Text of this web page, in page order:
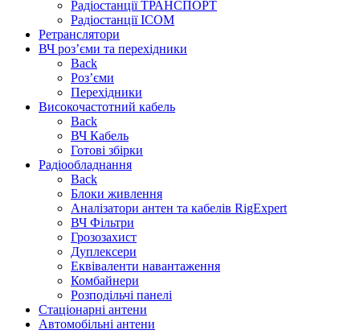
Радіостанції ТРАНСПОРТ
Радіостанції ICOM
Ретранслятори
ВЧ роз’єми та перехідники
Back
Роз’єми
Перехідники
Високочастотний кабель
Back
ВЧ Кабель
Готові збірки
Радіообладнання
Back
Блоки живлення
Аналізатори антен та кабелів RigExpert
ВЧ Фільтри
Грозозахист
Дуплексери
Еквіваленти навантаження
Комбайнери
Розподільчі панелі
Стаціонарні антени
Автомобільні антени